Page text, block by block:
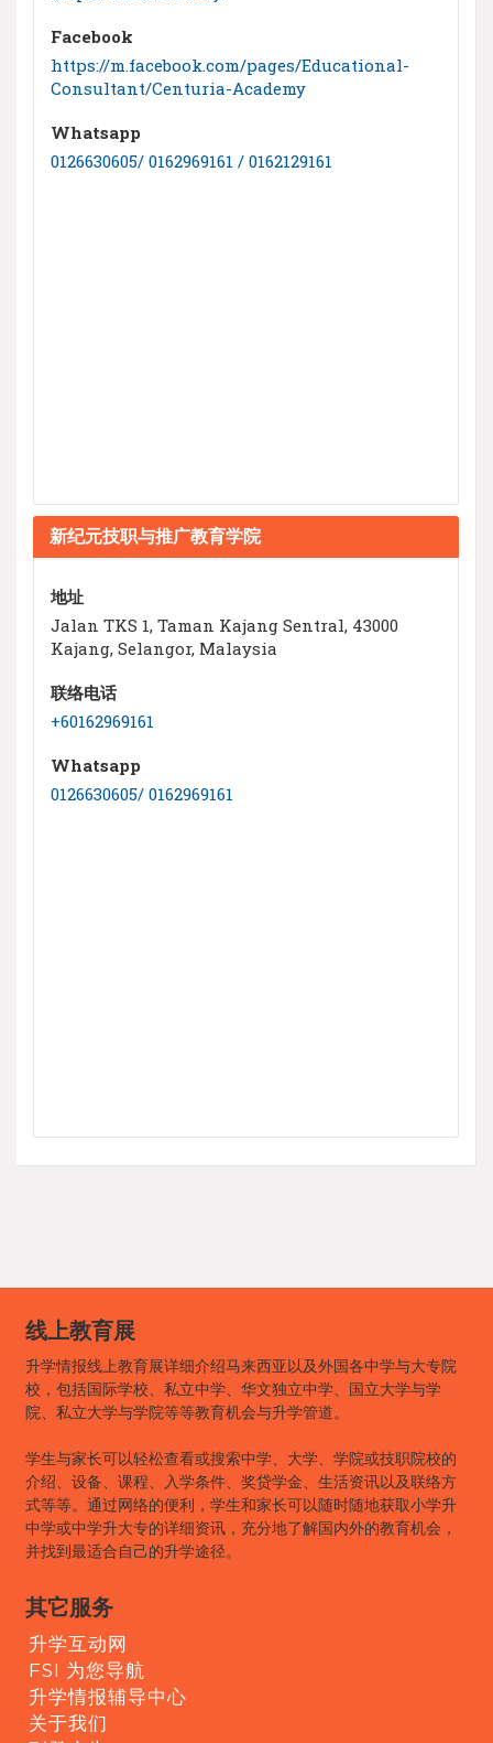
Facebook
https://m.facebook.com/pages/Educational-
Consultant/Centuria-Academy
Whatsapp
0126630605/ 0162969161 / 0162129161
新纪元技职与推广教育学院
地址
Jalan TKS 1, Taman Kajang Sentral, 43000
Kajang, Selangor, Malaysia
联络电话
+60162969161
Whatsapp
0126630605/ 0162969161
线上教育展
升学情报线上教育展详细介绍马来西亚以及外国各中学与大专院
校，包括国际学校、私立中学、华文独立中学、国立大学与学
院、私立大学与学院等等教育机会与升学管道。
学生与家长可以轻松查看或搜索中学、大学、学院或技职院校的
介绍、设备、课程、入学条件、奖贷学金、生活资讯以及联络方
式等等。通过网络的便利，学生和家长可以随时随地获取小学升
中学或中学升大专的详细资讯，充分地了解国内外的教育机会，
并找到最适合自己的升学途径。
其它服务
升学互动网
FSI 为您导航
升学情报辅导中心
关于我们